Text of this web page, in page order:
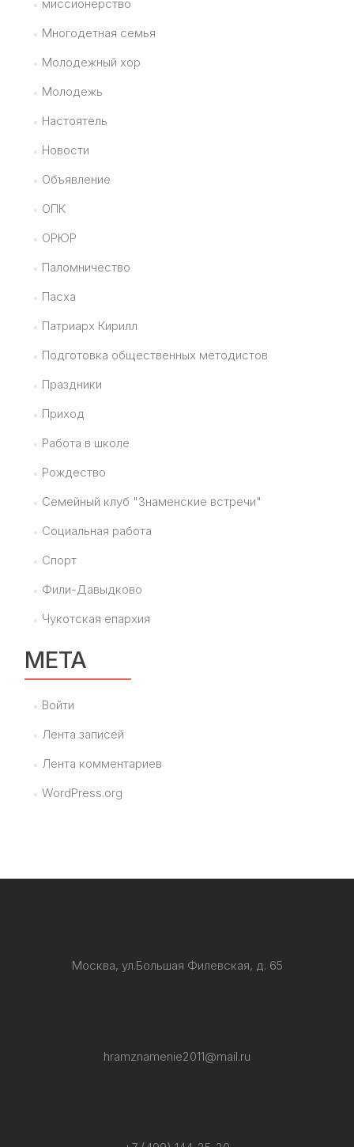
миссионерство
Многодетная семья
Молодежный хор
Молодежь
Настоятель
Новости
Объявление
ОПК
ОРЮР
Паломничество
Пасха
Патриарх Кирилл
Подготовка общественных методистов
Праздники
Приход
Работа в школе
Рождество
Семейный клуб "Знаменские встречи"
Социальная работа
Спорт
Фили-Давыдково
Чукотская епархия
МЕТА
Войти
Лента записей
Лента комментариев
WordPress.org
Москва, ул.Большая Филевская, д. 65
hramznamenie2011@mail.ru